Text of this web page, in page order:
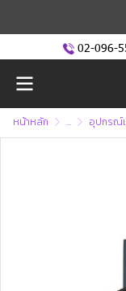
02-096-
หน้าหลัก ... อุปกรณ์